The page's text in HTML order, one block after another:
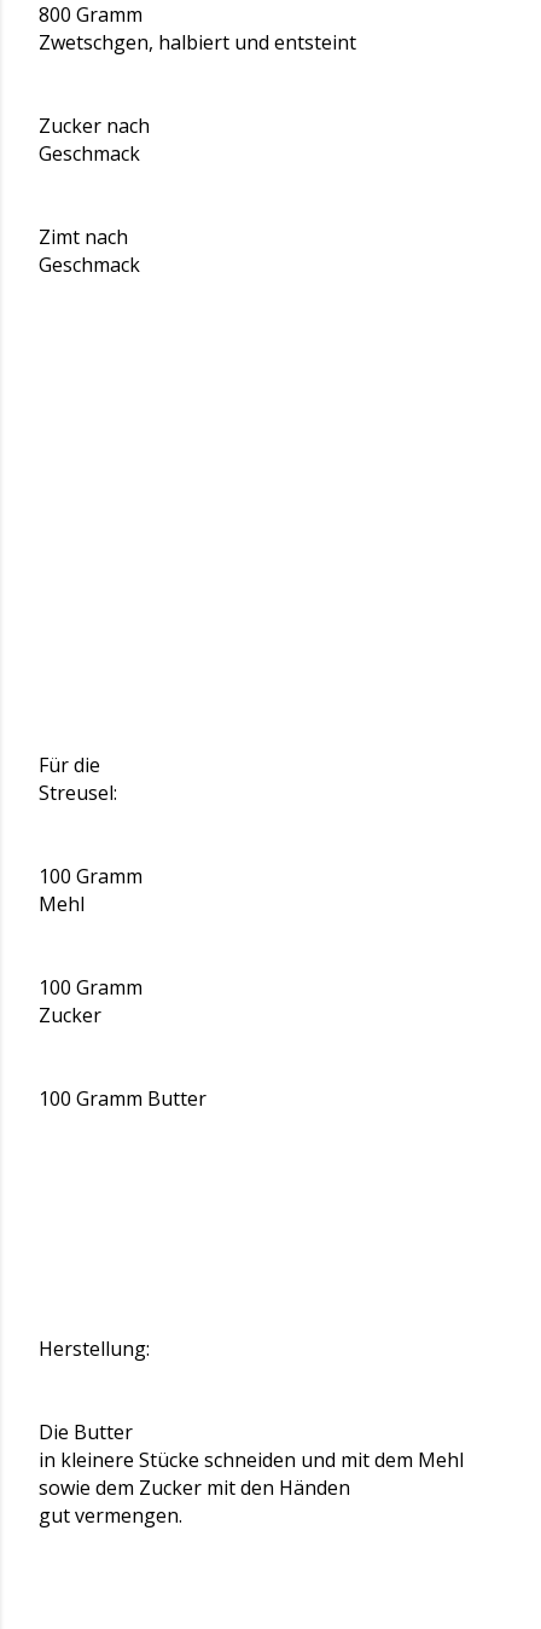
800 Gramm
Zwetschgen, halbiert und entsteint
Zucker nach
Geschmack
Zimt nach
Geschmack
Für die
Streusel:
100 Gramm
Mehl
100 Gramm
Zucker
100 Gramm Butter
Herstellung:
Die Butter
in kleinere Stücke schneiden und mit dem Mehl
sowie dem Zucker mit den Händen
gut vermengen.